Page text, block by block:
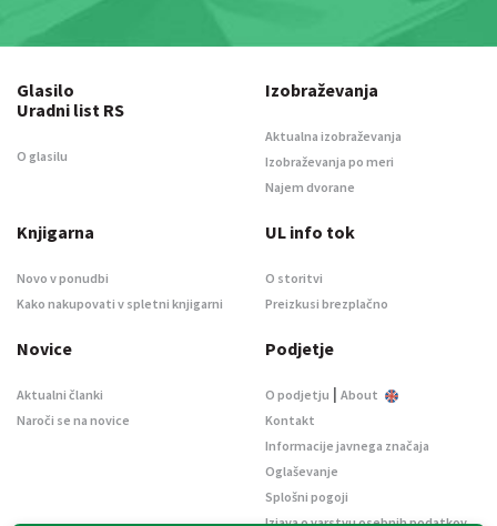
Glasilo
Uradni list RS
O glasilu
Izobraževanja
Aktualna izobraževanja
Izobraževanja po meri
Najem dvorane
Knjigarna
Novo v ponudbi
Kako nakupovati v spletni knjigarni
UL info tok
O storitvi
Preizkusi brezplačno
Novice
Aktualni članki
Naroči se na novice
Podjetje
O podjetju | About
Kontakt
Informacije javnega značaja
Oglaševanje
Splošni pogoji
Izjava o varstvu osebnih podatkov